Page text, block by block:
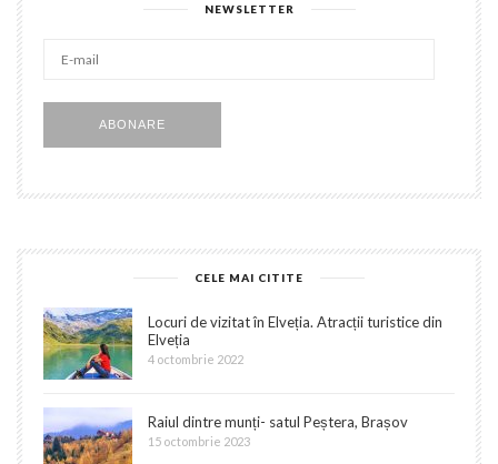
NEWSLETTER
mail
ABONARE
CELE MAI CITITE
Locuri de vizitat în Elveția. Atracții turistice din
Elveția
4 octombrie 2022
Raiul dintre munți- satul Peștera, Brașov
15 octombrie 2023